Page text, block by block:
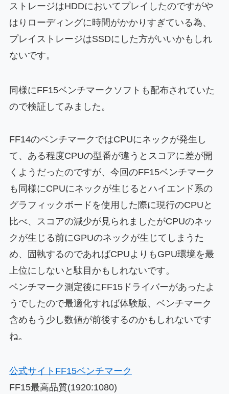
ストレージはHDDにおいてプレイしたのですがや
はりローディングに時間がかかりすぎている為、
プレイストレージはSSDにした方がいいかもしれ
ないです。
同様にFF15ベンチマークソフトも配布されていた
ので検証してみました。
FF14のベンチマークではCPUにネックが発生し
て、ある程度CPUの型番が違うとスコアに差が開
くようだったのですが、今回のFF15ベンチマーク
も同様にCPUにネックが生じるとハイエンド系の
グラフィックボードを使用した際に現行のCPUと
比べ、スコアの減少が見られましたがCPUのネッ
クが生じる前にGPUのネックが生じてしまうた
め、固執するのであればCPUよりもGPU環境を最
上位にしないと駄目かもしれないです。
ベンチマーク測定後にFF15ドライバーがあったよ
うでしたので最適化すれば体験版、ベンチマーク
含めもう少し数値が前後するのかもしれないです
ね。
公式サイトFF15ベンチマーク
FF15最高品質(1920:1080)